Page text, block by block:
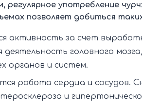
регулярное употребление
позволяет добиться
активность за счет
деятельность головного
органов и систем.
работа сердца и сосудов.
и